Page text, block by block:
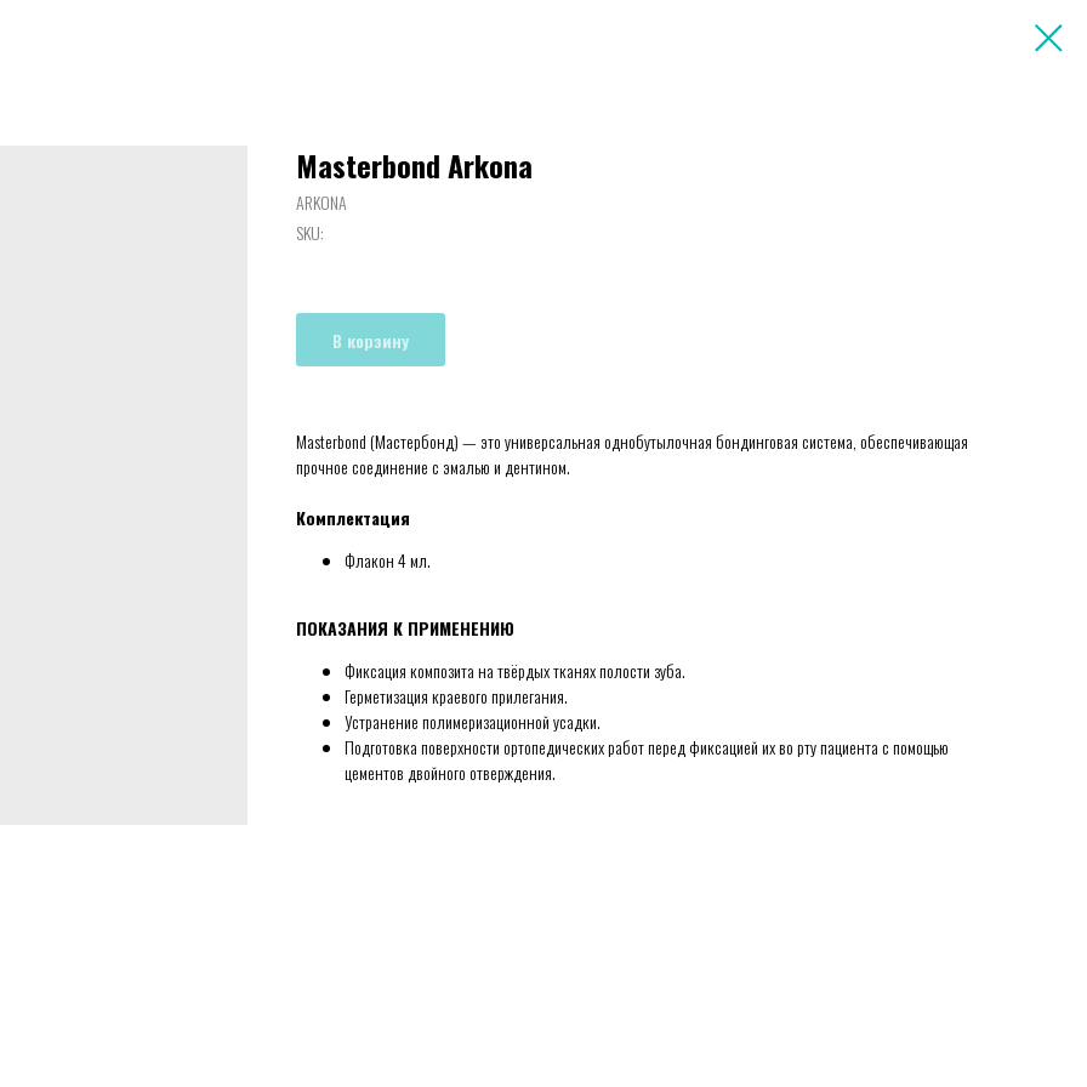
Masterbond Arkona
ARKONA
SKU:
В корзину
Masterbond (Мастербонд) — это универсальная однобутылочная бондинговая система, обеспечивающая
прочное соединение с эмалью и дентином.
Комплектация
Флакон 4 мл.
ПОКАЗАНИЯ К ПРИМЕНЕНИЮ
Фиксация композита на твёрдых тканях полости зуба.
Герметизация краевого прилегания.
Устранение полимеризационной усадки.
Подготовка поверхности ортопедических работ перед фиксацией их во рту пациента с помощью
цементов двойного отверждения.